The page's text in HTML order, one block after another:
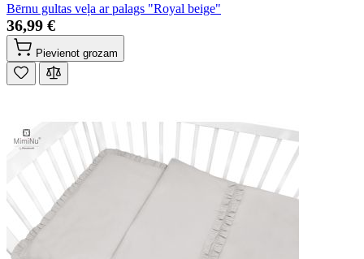
Bērnu gultas veļa ar palags "Royal beige"
36,99 €
Pievienot grozam